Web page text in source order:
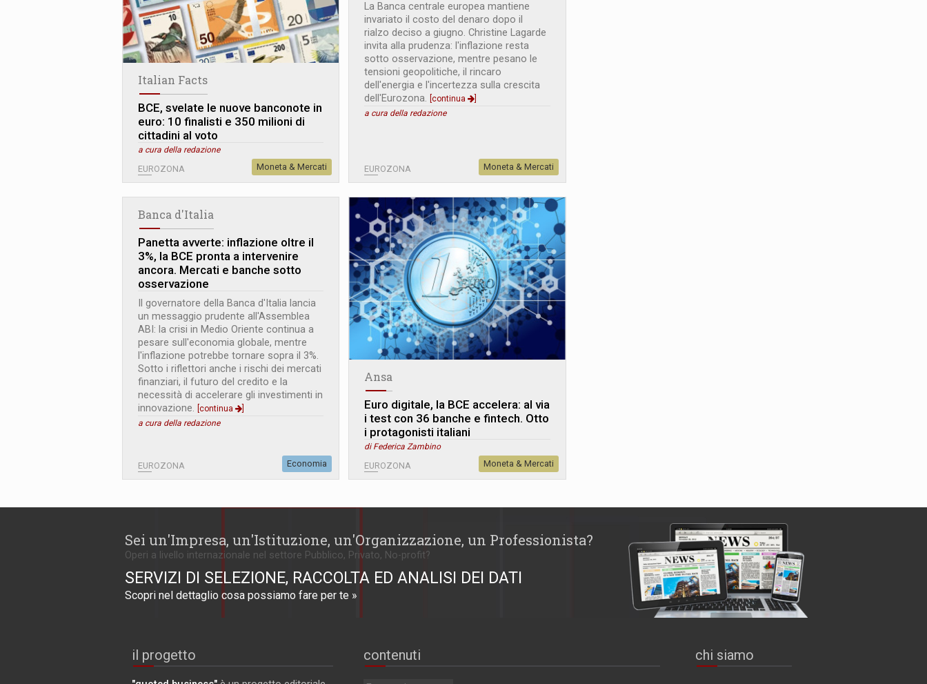
Italian Facts
BCE, svelate le nuove banconote in
euro: 10 finalisti e 350 milioni di
cittadini al voto
a cura della redazione
EUROZONA Moneta & Mercati
La Banca centrale europea mantiene
invariato il costo del denaro dopo il
rialzo deciso a giugno. Christine Lagarde
invita alla prudenza: l'inflazione resta
sotto osservazione, mentre pesano le
tensioni geopolitiche, il rincaro
dell'energia e l'incertezza sulla crescita
dell'Eurozona. [continua
a cura della redazione
EUROZONA Moneta & Mercati
Banca d'Italia
Panetta avverte: inflazione oltre il
3%, la BCE pronta a intervenire
ancora. Mercati e banche sotto
osservazione
Il governatore della Banca d'Italia lancia
un messaggio prudente all'Assemblea
ABI: la crisi in Medio Oriente continua a
pesare sull'economia globale, mentre
l'inflazione potrebbe tornare sopra il 3%.
Sotto i riflettori anche i rischi dei mercati
finanziari, il futuro del credito e la
necessità di accelerare gli investimenti in
innovazione. [continua
a cura della redazione
EUROZONA Economia
Ansa
Euro digitale, la BCE accelera: al via
i test con 36 banche e fintech. Otto
i protagonisti italiani
di Federica Zambino
EUROZONA Moneta & Mercati
Sei un'Impresa, un'Istituzione, un'Organizzazione, un Professionista?
Operi a livello internazionale nel settore Pubblico, Privato, No-profit?
SERVIZI DI SELEZIONE, RACCOLTA ED ANALISI DEI DATI
Scopri nel dettaglio cosa possiamo fare per te »
il progetto contenuti chi siamo